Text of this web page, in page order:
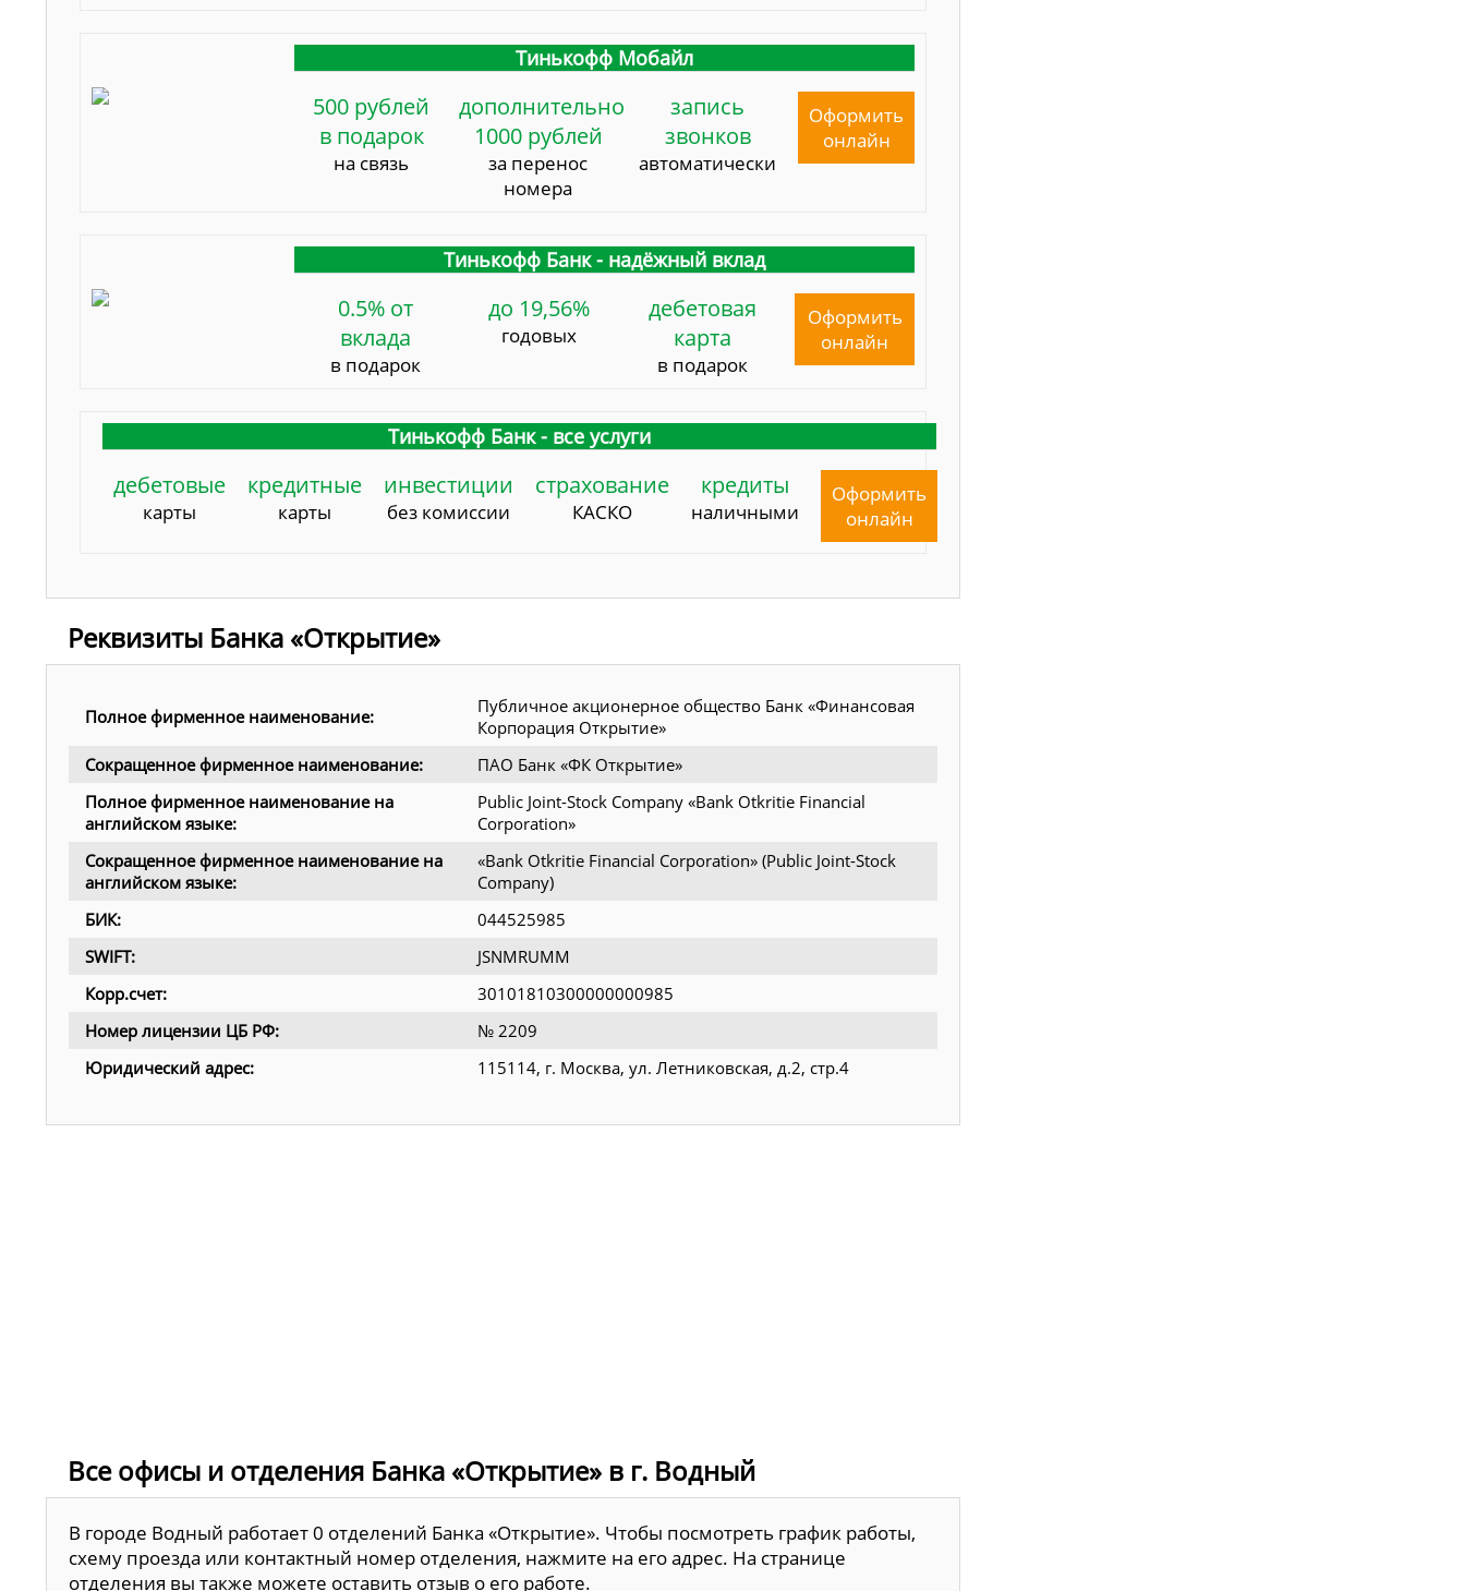
Тинькофф Мобайл
500 рублей
в подарок
на связь
дополнительно
1000 рублей
за перенос
номера
запись
звонков
автоматически
Оформить
онлайн
Тинькофф Банк - надёжный вклад
0.5% от
вклада
в подарок
до 19,56%
годовых
дебетовая
карта
в подарок
Оформить
онлайн
Тинькофф Банк - все услуги
дебетовые
карты
кредитные
карты
инвестиции
без комиссии
страхование
КАСКО
кредиты
наличными
Оформить
онлайн
Реквизиты Банка «Открытие»
Полное фирменное наименование:
Публичное акционерное общество Банк «Финансовая
Корпорация Открытие»
Сокращенное фирменное наименование:
ПАО Банк «ФК Открытие»
Полное фирменное наименование на
английском языке:
Public Joint-Stock Company «Bank Otkritie Financial
Corporation»
Сокращенное фирменное наименование на
английском языке:
«Bank Otkritie Financial Corporation» (Public Joint-Stock
Company)
БИК:
044525985
SWIFT:
JSNMRUMM
Корр.счет:
30101810300000000985
Номер лицензии ЦБ РФ:
№ 2209
Юридический адрес:
115114, г. Москва, ул. Летниковская, д.2, стр.4
Все офисы и отделения Банка «Открытие» в г. Водный
В городе Водный работает 0 отделений Банка «Открытие». Чтобы посмотреть график работы,
схему проезда или контактный номер отделения, нажмите на его адрес. На странице
отделения вы также можете оставить отзыв о его работе.